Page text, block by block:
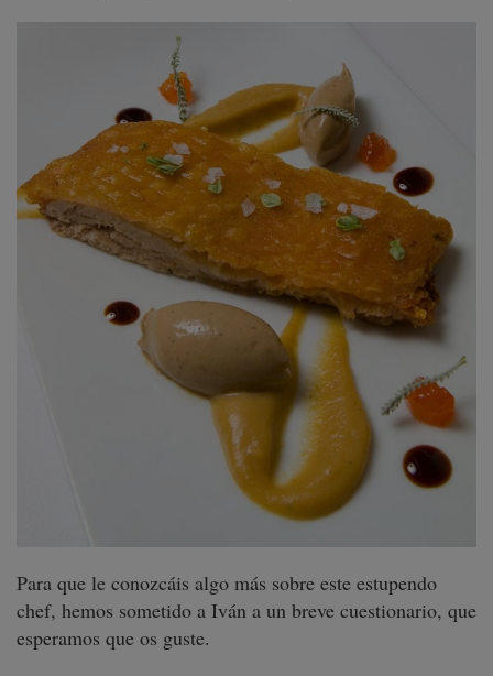
Para que le conozcáis algo más sobre este estupendo
chef, hemos sometido a Iván a un breve cuestionario, que
esperamos que os guste.